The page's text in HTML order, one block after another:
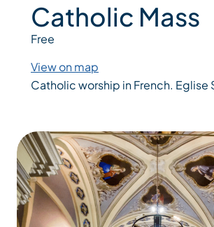
Catholic Mass
Free
View on map
Catholic worship in French. Eglise